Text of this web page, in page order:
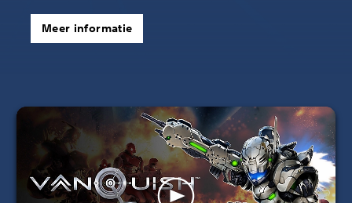
Meer informatie